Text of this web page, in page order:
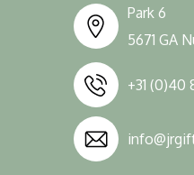
Park 6
5671 GA
+31 (0)40